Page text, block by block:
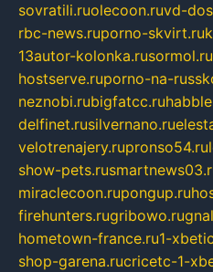
sovratili.ruolecoon.ruvd-
rbc-news.ruporno-skvirt.ru
13autor-kolonka.rusormol.ru
hostserve.ruporno-na-
neznobi.rubigfatcc.ru
delfinet.rusilvernano.ru
velotrenajery.rupronso54.ru
show-pets.ru
miraclecoon.rupongup.ru
firehunters.rugribowo.ru
hometown-france.ru1-
shop-garena.rucricetc-1-